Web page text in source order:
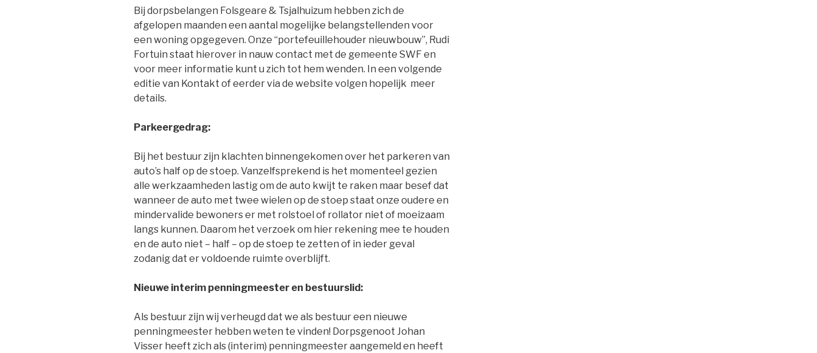
Bij dorpsbelangen Folsgeare & Tsjalhuizum hebben zich de
afgelopen maanden een aantal mogelijke belangstellenden voor
een woning opgegeven. Onze “portefeuillehouder nieuwbouw”, Rudi
Fortuin staat hierover in nauw contact met de gemeente SWF en
voor meer informatie kunt u zich tot hem wenden. In een volgende
editie van Kontakt of eerder via de website volgen hopelijk meer
details.
Parkeergedrag:
Bij het bestuur zijn klachten binnengekomen over het parkeren van
auto’s half op de stoep. Vanzelfsprekend is het momenteel gezien
alle werkzaamheden lastig om de auto kwijt te raken maar besef dat
wanneer de auto met twee wielen op de stoep staat onze oudere en
mindervalide bewoners er met rolstoel of rollator niet of moeizaam
langs kunnen. Daarom het verzoek om hier rekening mee te houden
en de auto niet – half – op de stoep te zetten of in ieder geval
zodanig dat er voldoende ruimte overblijft.
Nieuwe interim penningmeester en bestuurslid:
Als bestuur zijn wij verheugd dat we als bestuur een nieuwe
penningmeester hebben weten te vinden! Dorpsgenoot Johan
Visser heeft zich als (interim) penningmeester aangemeld en heeft